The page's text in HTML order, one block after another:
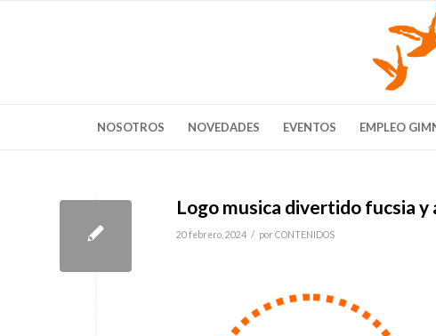
NOSOTROS NOVEDADES EVENTOS EMPLEO
Logo musica divertido fucsia y
20 febrero, 2024 / por CONTENIDOS